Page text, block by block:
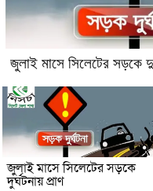
জুলাই মাসে সিলেটের সড়কে
জুলাই মাসে সিলেটের সড়কে
দুর্ঘটনায় প্রাণ